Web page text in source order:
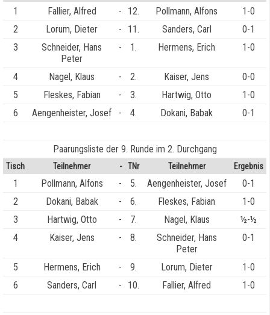
1 Fallier, Alfred - 12. Pollmann, Alfons
1-0
2
Lorum, Dieter - 11. Sanders, Carl
0-1
3
Schneider, Hans
Peter
- 1. Hermens, Erich 1-0
4 Nagel, Klaus - 2. Kaiser, Jens
0-0
5
Fleskes, Fabian - 3. Hartwig, Otto
1-0
6
Aengenheister, Josef - 4. Dokani, Babak 0-1
Paarungsliste der 9. Runde im 2. Durchgang
Tisch Teilnehmer - TNr Teilnehmer Ergebnis
1 Pollmann, Alfons - 5. Aengenheister, Josef
0-1
2
Dokani, Babak - 6. Fleskes, Fabian
1-0
3
Hartwig, Otto - 7. Nagel, Klaus
½-½
4
Kaiser, Jens - 8.
Schneider, Hans
Peter
0-1
5 Hermens, Erich - 9. Lorum, Dieter
1-0
6
Sanders, Carl - 10. Fallier, Alfred 1-0